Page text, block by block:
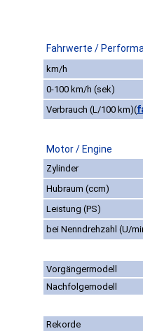
Fahrwerte /
km/h
0-100 km/h (sek)
Verbrauch (L/100 km)(
Motor / Engine
Zylinder
Hubraum (ccm)
Leistung (PS)
bei Nenndrehzahl (U/
Vorgängermodell
Nachfolgemodell
Rekorde